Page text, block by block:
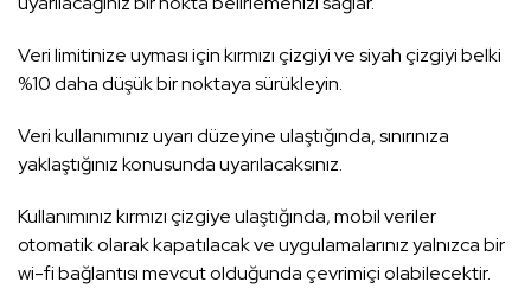
Veri limitinize uyması için kırmızı çizgiyi ve siyah çizgiyi belki
%10 daha düşük bir noktaya sürükleyin.
Veri kullanımınız uyarı düzeyine ulaştığında, sınırınıza
yaklaştığınız konusunda uyarılacaksınız.
Kullanımınız kırmızı çizgiye ulaştığında, mobil veriler
otomatik olarak kapatılacak ve uygulamalarınız yalnızca bir
wi-fi bağlantısı mevcut olduğunda çevrimiçi olabilecektir.